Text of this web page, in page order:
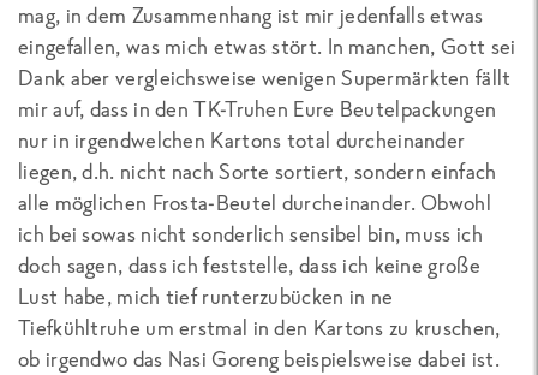
mag, in dem Zusammenhang ist mir jedenfalls etwas
eingefallen, was mich etwas stört. In manchen, Gott sei
Dank aber vergleichsweise wenigen Supermärkten fällt
mir auf, dass in den TK-Truhen Eure Beutelpackungen
nur in irgendwelchen Kartons total durcheinander
liegen, d.h. nicht nach Sorte sortiert, sondern einfach
alle möglichen Frosta-Beutel durcheinander. Obwohl
ich bei sowas nicht sonderlich sensibel bin, muss ich
doch sagen, dass ich feststelle, dass ich keine große
Lust habe, mich tief runterzubücken in ne
Tiefkühltruhe um erstmal in den Kartons zu kruschen,
ob irgendwo das Nasi Goreng beispielsweise dabei ist.